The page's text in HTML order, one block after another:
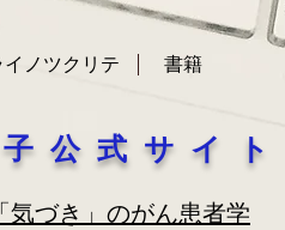
イノツクリテ 書籍
公式サイト
気づき」のがん患者学